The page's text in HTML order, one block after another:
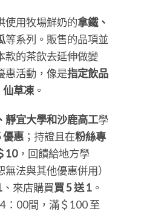
使用牧場鮮奶的拿鐵、
等系列。販售的品項並
款的茶飲去延伸做變
惠活動，像是指定飲品
仙草凍 。
靜宜大學和沙鹿高工學
優惠 ；持證且在粉絲專
10，回饋給地方學
法與其他優惠併用）
、來店購買買 5 送 1 。
：00間，滿＄100 至